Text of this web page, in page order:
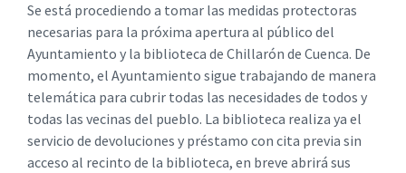
Se está procediendo a tomar las medidas protectoras
necesarias para la próxima apertura al público del
Ayuntamiento y la biblioteca de Chillarón de Cuenca. De
momento, el Ayuntamiento sigue trabajando de manera
telemática para cubrir todas las necesidades de todos y
todas las vecinas del pueblo. La biblioteca realiza ya el
servicio de devoluciones y préstamo con cita previa sin
acceso al recinto de la biblioteca, en breve abrirá sus